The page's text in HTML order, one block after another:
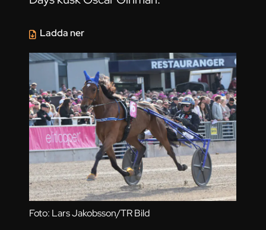
Foto: Lars Jakobsson/TR Bild
Ladda ner